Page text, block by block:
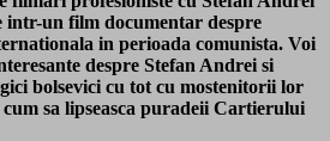
intr-un film documentar despre
in perioada comunista. Voi
despre Stefan Andrei si
bolsevici cu tot cu mostenitorii lor
sa lipseasca puradeii Cartierului